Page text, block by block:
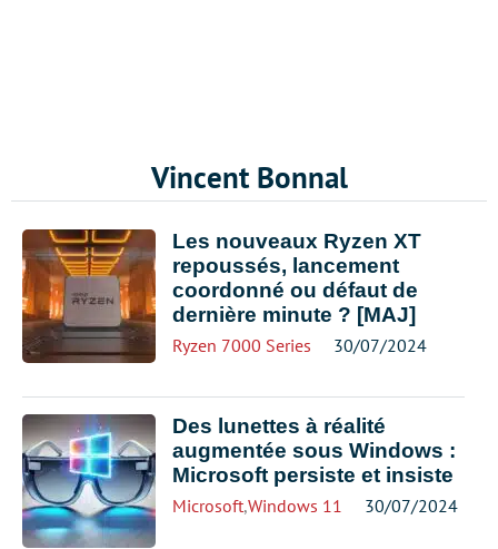
Vincent Bonnal
Les nouveaux Ryzen XT
repoussés, lancement
coordonné ou défaut de
dernière minute ? [MAJ]
Ryzen 7000 Series 30/07/2024
Des lunettes à réalité
augmentée sous Windows :
Microsoft persiste et insiste
Microsoft,Windows 11 30/07/2024